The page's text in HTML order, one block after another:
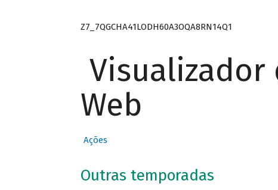
Z7_7QGCHA41LODH60A3OQA8RN14Q1
Visualizador
Web
Ações
Outras temporadas